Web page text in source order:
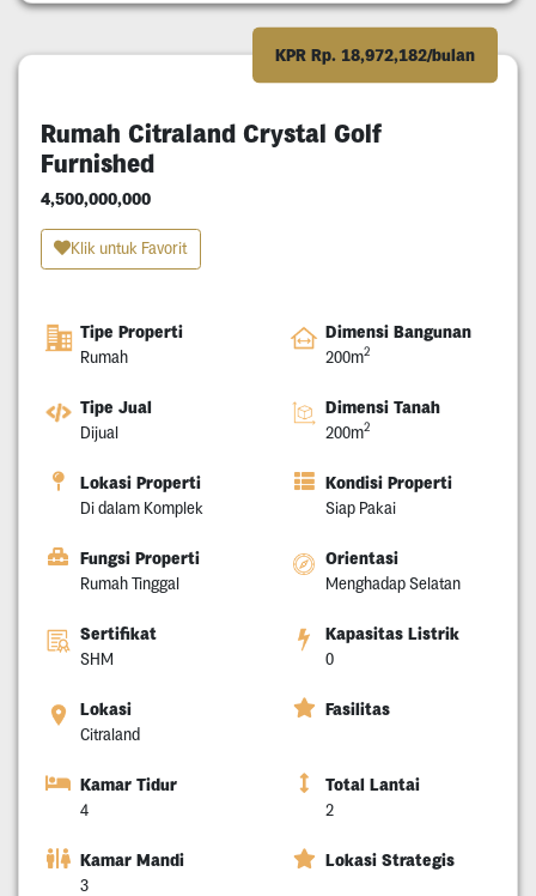
KPR Rp. 18,972,182/bulan
Rumah Citraland Crystal Golf
Furnished
4,500,000,000
Klik untuk Favorit
Tipe Properti
Rumah
Dimensi Bangunan
200m2
Tipe Jual
Dijual
Dimensi Tanah
200m2
Lokasi Properti
Di dalam Komplek
Kondisi Properti
Siap Pakai
Fungsi Properti
Rumah Tinggal
Orientasi
Menghadap Selatan
Sertifikat
SHM
Kapasitas Listrik
0
Lokasi
Citraland
Fasilitas
Kamar Tidur
4
Total Lantai
2
Kamar Mandi
3
Lokasi Strategis